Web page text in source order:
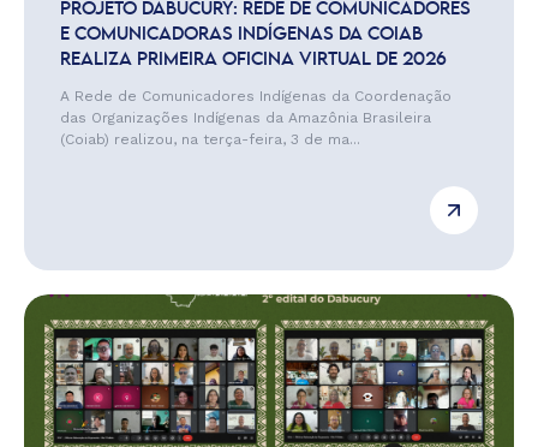
PROJETO DABUCURY: REDE DE COMUNICADORES
E COMUNICADORAS INDÍGENAS DA COIAB
REALIZA PRIMEIRA OFICINA VIRTUAL DE 2026
A Rede de Comunicadores Indígenas da Coordenação
das Organizações Indígenas da Amazônia Brasileira
(Coiab) realizou, na terça-feira, 3 de ma...